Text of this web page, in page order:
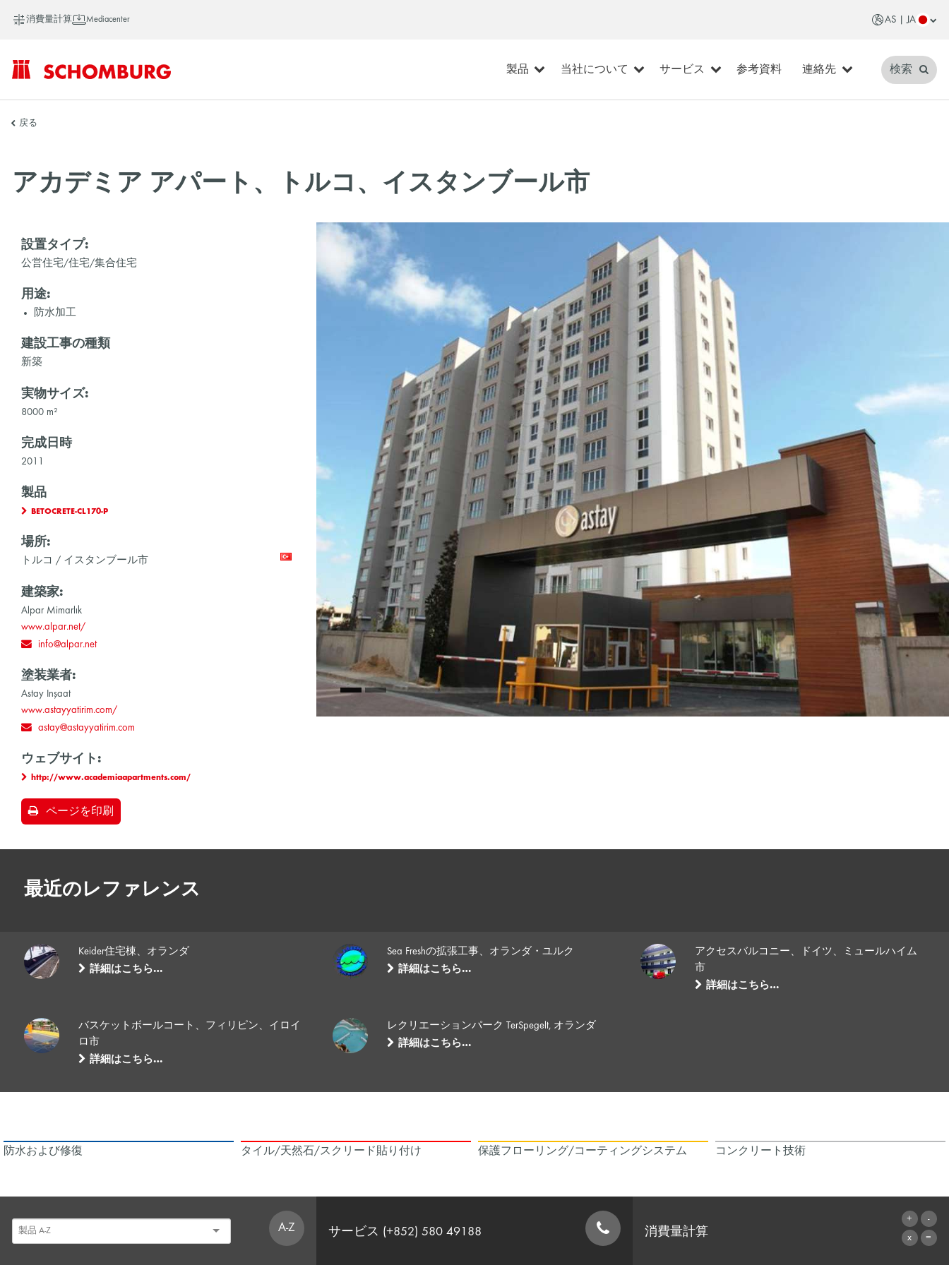
消費量計算 Mediacenter AS | JA
SCHOMBURG
製品 当社について サービス 参考資料 連絡先 検索
戻る
アカデミア アパート、トルコ、イスタンブール市
設置タイプ:
公営住宅/住宅/集合住宅
用途:
防水加工
建設工事の種類
新築
実物サイズ:
8000 m²
完成日時
2011
製品
BETOCRETE-CL170-P
場所:
トルコ / イスタンブール市
建築家:
Alpar Mimarlık
www.alpar.net/
info@alpar.net
塗装業者:
Astay Inşaat
www.astayyatirim.com/
astay@astayyatirim.com
ウェブサイト:
http://www.academiaapartments.com/
ページを印刷
最近のレファレンス
Keider住宅棟、オランダ
詳細はこちら…
Sea Freshの拡張工事、オランダ・ユルク
詳細はこちら…
アクセスバルコニー、ドイツ、ミュールハイム
市
詳細はこちら…
バスケットボールコート、フィリピン、イロイ
ロ市
詳細はこちら…
レクリエーションパーク TerSpegelt, オランダ
詳細はこちら…
防水および修復 タイル/天然石/スクリード貼り付け 保護フローリング/コーティングシステム コンクリート技術
A-Z サービス (+852) 580 49188 消費量計算